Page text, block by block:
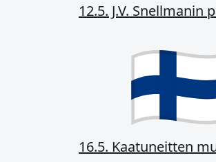
12.5. J.V.
16.5. Kaatuneitten